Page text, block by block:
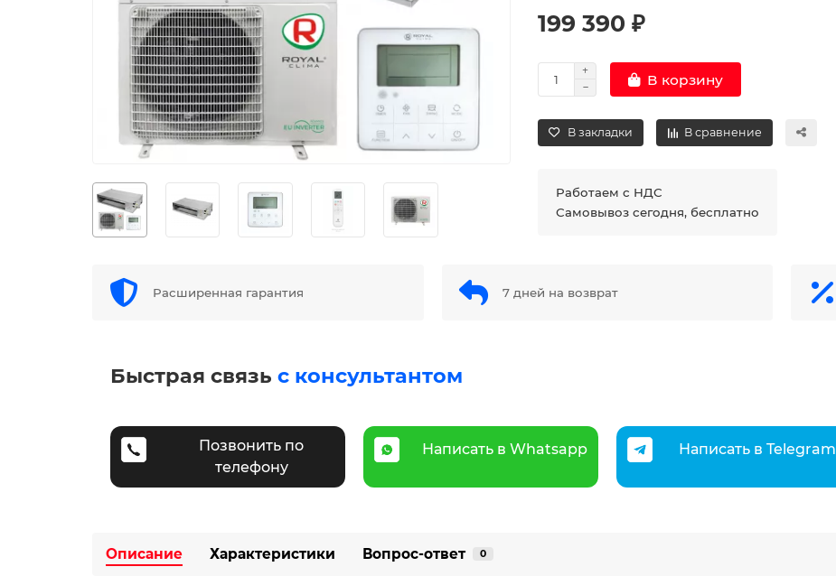
199 390 ₽
В корзину
В закладки В сравнение
Работаем с НДС
Самовывоз сегодня, бесплатно
Расширенная гарантия 7 дней на возврат
Быстрая связь с консультантом
Позвонить по
телефону
Написать в Whatsapp Написать в Telegram
Описание Характеристики Вопрос-ответ 0